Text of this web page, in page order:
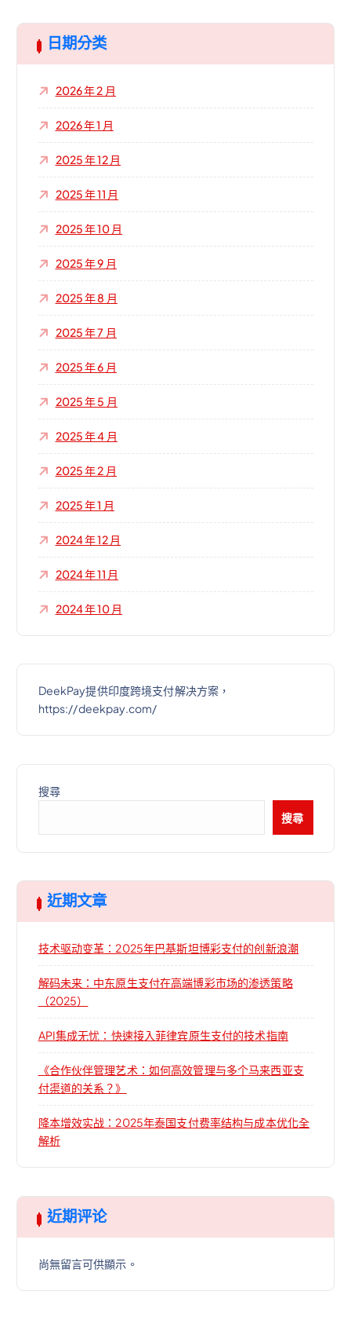
字
:
日期分类
2026 年 2 月
2026 年 1 月
2025 年 12 月
2025 年 11 月
2025 年 10 月
2025 年 9 月
2025 年 8 月
2025 年 7 月
2025 年 6 月
2025 年 5 月
2025 年 4 月
2025 年 2 月
2025 年 1 月
2024 年 12 月
2024 年 11 月
2024 年 10 月
DeekPay提供印度跨境支付解决方案，
https://deekpay.com/
搜尋
搜尋
近期文章
技术驱动变革：2025年巴基斯坦博彩支付的创新浪潮
解码未来：中东原生支付在高端博彩市场的渗透策略
（2025）
API集成无忧：快速接入菲律宾原生支付的技术指南
《合作伙伴管理艺术：如何高效管理与多个马来西亚支
付渠道的关系？》
降本增效实战：2025年泰国支付费率结构与成本优化全
解析
近期评论
尚無留言可供顯示。